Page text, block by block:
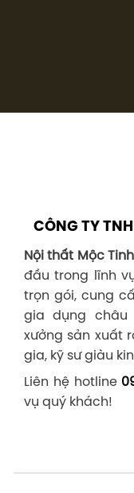
CÔNG TY
Nội thất Mộc
đầu trong lĩnh
trọn gói, cung
gia dụng châu
xưởng sản xuất
gia, kỹ sư giàu
Liên hệ hotline
vụ quý khách!